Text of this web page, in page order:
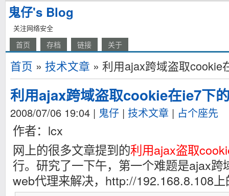
鬼仔's Blog
关注网络安全
首页 存档 链接 关于
首页 » 技术文章 » 利用ajax跨域盗取cookie
利用ajax跨域盗取cookie在ie7下
2008/07/06 19:04 | 鬼仔 | 技术文章 | 占个座先
作者：lcx
网上的很多文章提到的利用ajax盗取
行。研究了一下午，第一个难题是ajax跨
web代理来解决，http://192.168.8.108